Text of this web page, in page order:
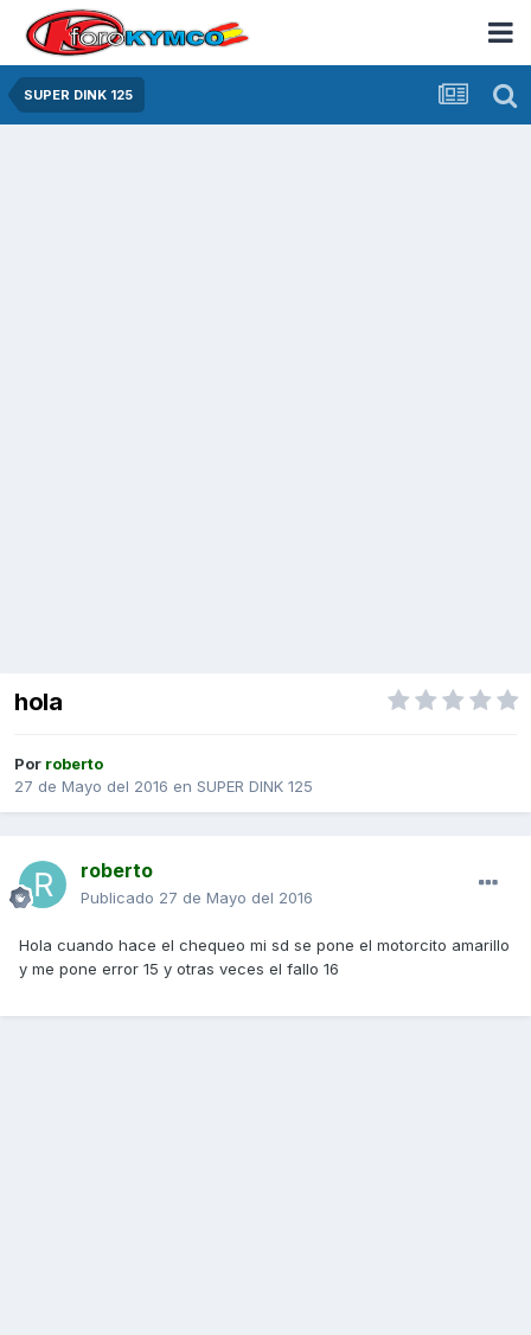
SUPER DINK 125
hola
Por roberto
27 de Mayo del 2016 en SUPER DINK 125
roberto
Publicado 27 de Mayo del 2016
Hola cuando hace el chequeo mi sd se pone el motorcito amarillo
y me pone error 15 y otras veces el fallo 16